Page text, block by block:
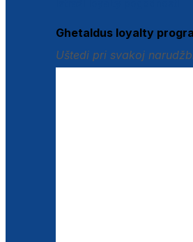
Ghetaldus loyalty
Uštedi pri svakoj